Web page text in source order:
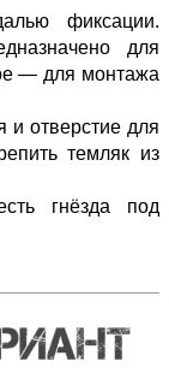
фиксации.
для
— для монтажа
и отверстие для
темляк из
гнёзда под